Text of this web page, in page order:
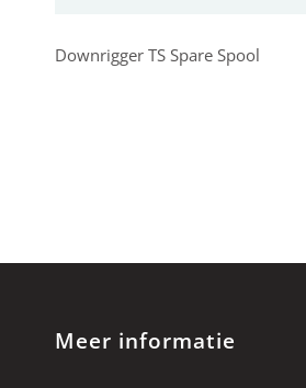
Downrigger TS Spare Spool
Meer informatie